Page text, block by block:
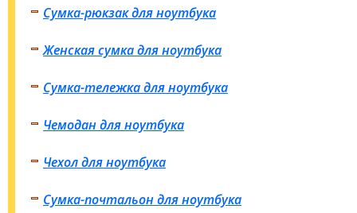
Сумка-рюкзак для ноутбука
Женская сумка для ноутбука
Сумка-тележка для ноутбука
Чемодан для ноутбука
Чехол для ноутбука
Сумка-почтальон для ноутбука